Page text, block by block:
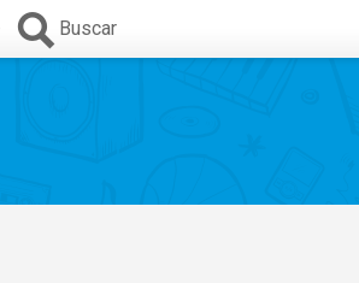
Buscar